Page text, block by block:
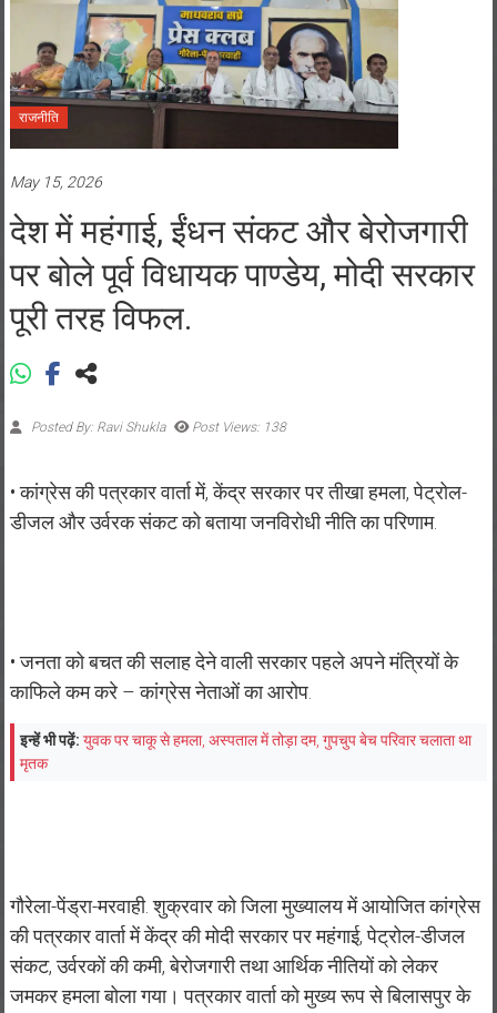
राजनीति
May 15, 2026
देश में महंगाई, ईंधन संकट और बेरोजगारी
पर बोले पूर्व विधायक पाण्डेय, मोदी सरकार
पूरी तरह विफल.
Posted By: Ravi Shukla Post Views: 138
• कांग्रेस की पत्रकार वार्ता में, केंद्र सरकार पर तीखा हमला, पेट्रोल-
डीजल और उर्वरक संकट को बताया जनविरोधी नीति का परिणाम.
• जनता को बचत की सलाह देने वाली सरकार पहले अपने मंत्रियों के
काफिले कम करे – कांग्रेस नेताओं का आरोप.
इन्हें भी पढ़ें: युवक पर चाकू से हमला, अस्पताल में तोड़ा दम, गुपचुप बेच परिवार चलाता था
मृतक
गौरेला-पेंड्रा-मरवाही. शुक्रवार को जिला मुख्यालय में आयोजित कांग्रेस
की पत्रकार वार्ता में केंद्र की मोदी सरकार पर महंगाई, पेट्रोल-डीजल
संकट, उर्वरकों की कमी, बेरोजगारी तथा आर्थिक नीतियों को लेकर
जमकर हमला बोला गया। पत्रकार वार्ता को मुख्य रूप से बिलासपुर के